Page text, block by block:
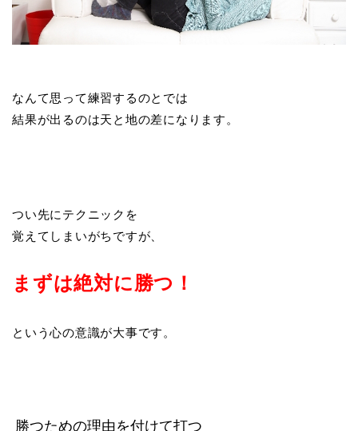
なんて思って練習するのとでは
結果が出るのは天と地の差になります。
つい先にテクニックを
覚えてしまいがちですが、
まずは絶対に勝つ！
という心の意識が大事です。
勝つための理由を付けて打つ